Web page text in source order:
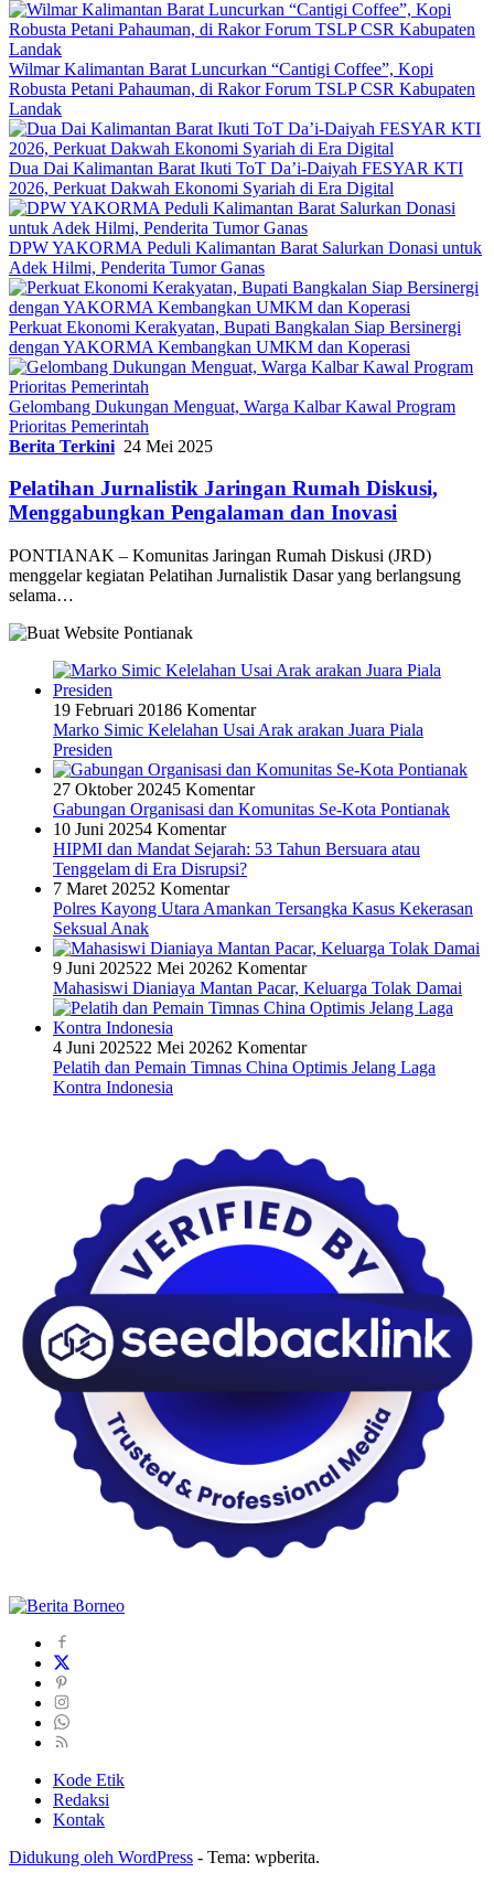
Wilmar Kalimantan Barat Luncurkan “Cantigi Coffee”, Kopi
Robusta Petani Pahauman, di Rakor Forum TSLP CSR Kabupaten
Landak
Dua Dai Kalimantan Barat Ikuti ToT Da’i-Daiyah FESYAR KTI
2026, Perkuat Dakwah Ekonomi Syariah di Era Digital
DPW YAKORMA Peduli Kalimantan Barat Salurkan Donasi untuk
Adek Hilmi, Penderita Tumor Ganas
Perkuat Ekonomi Kerakyatan, Bupati Bangkalan Siap Bersinergi
dengan YAKORMA Kembangkan UMKM dan Koperasi
Gelombang Dukungan Menguat, Warga Kalbar Kawal Program
Prioritas Pemerintah
Berita Terkini 24 Mei 2025
Pelatihan Jurnalistik Jaringan Rumah Diskusi,
Menggabungkan Pengalaman dan Inovasi
PONTIANAK – Komunitas Jaringan Rumah Diskusi (JRD)
menggelar kegiatan Pelatihan Jurnalistik Dasar yang berlangsung
selama…
19 Februari 20186 Komentar
Marko Simic Kelelahan Usai Arak arakan Juara Piala
Presiden
27 Oktober 20245 Komentar
Gabungan Organisasi dan Komunitas Se-Kota Pontianak
10 Juni 20254 Komentar
HIPMI dan Mandat Sejarah: 53 Tahun Bersuara atau
Tenggelam di Era Disrupsi?
7 Maret 20252 Komentar
Polres Kayong Utara Amankan Tersangka Kasus Kekerasan
Seksual Anak
9 Juni 202522 Mei 20262 Komentar
Mahasiswi Dianiaya Mantan Pacar, Keluarga Tolak Damai
4 Juni 202522 Mei 20262 Komentar
Pelatih dan Pemain Timnas China Optimis Jelang Laga
Kontra Indonesia
Kode Etik
Redaksi
Kontak
Didukung oleh WordPress - Tema: wpberita.